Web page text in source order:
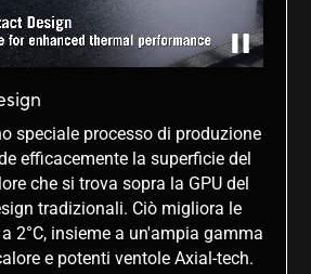
speciale processo di produzione
efficacemente la superficie del
che si trova sopra la GPU del
tradizionali. Ciò migliora le
2°C, insieme a un'ampia gamma
e potenti ventole Axial-tech.